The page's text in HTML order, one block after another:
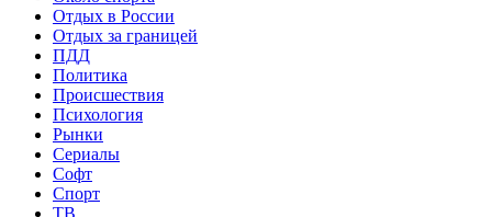
Отдых в России
Отдых за границей
ПДД
Политика
Происшествия
Психология
Рынки
Сериалы
Софт
Спорт
ТВ